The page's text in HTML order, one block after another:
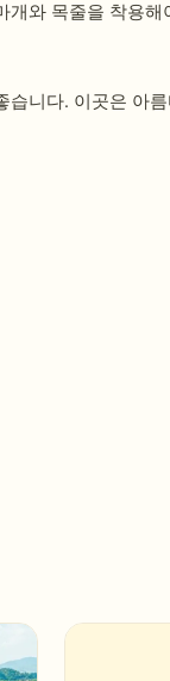
와 목줄을 착용
니다. 이곳은 아